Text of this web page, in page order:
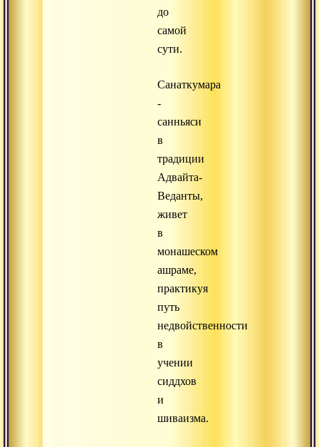
до
самой
сути.
Санаткумара
-
санньяси
в
традиции
Адвайта-
Веданты,
живет
в
монашеском
ашраме,
практикуя
путь
недвойственности
в
учении
сиддхов
и
шиваизма.